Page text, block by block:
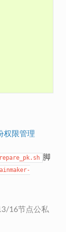
权限管理
脚
16节点公私